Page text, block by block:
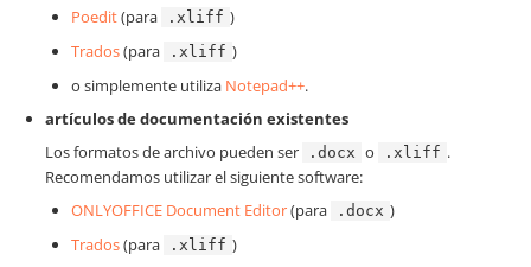
Poedit(para .xliff )
Trados(para .xliff )
o simplemente utiliza Notepad++.
artículos de documentación existentes
Los formatos de archivo pueden ser
.docx o .xliff .
Recomendamos utilizar el siguiente software:
ONLYOFFICE Document Editor(para .docx )
Trados(para .xliff )